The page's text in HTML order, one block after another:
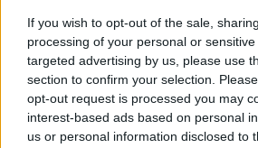
If you wish to opt-out of the sale,
processing of your personal or
targeted advertising by us, please use
section to confirm your selection.
opt-out request is processed you may
interest-based ads based on personal
us or personal information disclosed to
4,50
2 votos
Imprimir letra
* Letra añadida porKinGrone